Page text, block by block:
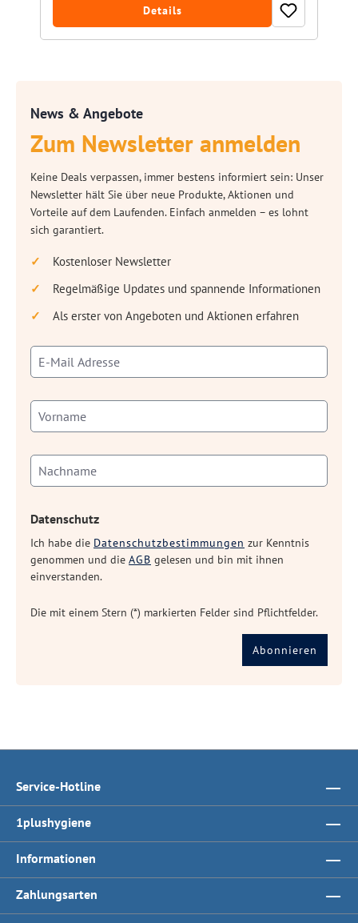
Details
News & Angebote
Zum Newsletter anmelden
Keine Deals verpassen, immer bestens informiert sein: Unser
Newsletter hält Sie über neue Produkte, Aktionen und
Vorteile auf dem Laufenden. Einfach anmelden – es lohnt
sich garantiert.
Kostenloser Newsletter
Regelmäßige Updates und spannende Informationen
Als erster von Angeboten und Aktionen erfahren
Datenschutz
Ich habe die Datenschutzbestimmungen zur Kenntnis
genommen und die AGB gelesen und bin mit ihnen
einverstanden.
Die mit einem Stern (*) markierten Felder sind Pflichtfelder.
Abonnieren
Service-Hotline
1plushygiene
Informationen
Zahlungsarten